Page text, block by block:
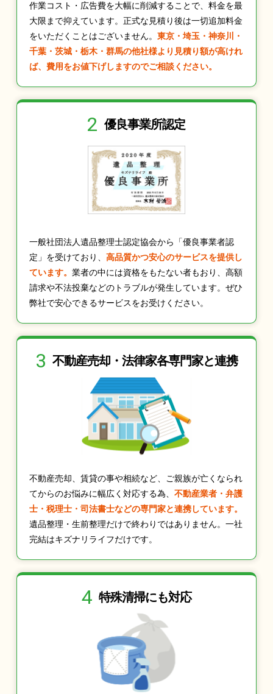
作業コスト・広告費を大幅に削減することで、料金を最
大限まで抑えています。正式な見積り後は一切追加料金
をいただくことはございません。 東京・埼玉・神奈川・
千葉・茨城・栃木・群馬の他社様より見積り額が高けれ
ば、費用をお値下げしますのでご相談ください。
2 優良事業所認定
一般社団法人遺品整理士認定協会から「優良事業者認
定」を受けており、 高品質かつ安心のサービスを提供し
ています。 業者の中には資格をもたない者もおり、高額
請求や不法投棄などのトラブルが発生しています。ぜひ
弊社で安心できるサービスをお受けください。
3 不動産売却・法律家各専門家と連携
不動産売却、賃貸の事や相続など、ご親族が亡くなられ
てからのお悩みに幅広く対応する為、 不動産業者・弁護
士・税理士・司法書士などの専門家と連携しています。
遺品整理・生前整理だけで終わりではありません。一社
完結はキズナリライフだけです。
4 特殊清掃にも対応